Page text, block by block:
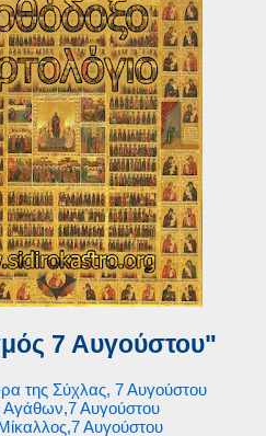
7 Αυγούστου"
της Σύχλας, 7 Αυγούστου
Αγάθων,7 Αυγούστου
Αυγούστου